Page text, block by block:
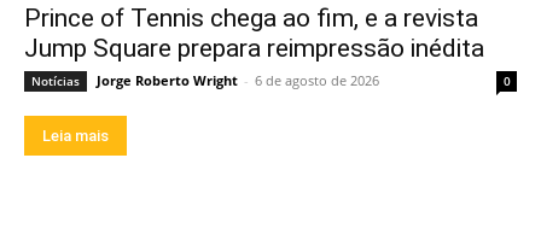
Prince of Tennis chega ao fim, e a revista
Jump Square prepara reimpressão inédita
Notícias Jorge Roberto Wright - 6 de agosto de 2026 0
Leia mais